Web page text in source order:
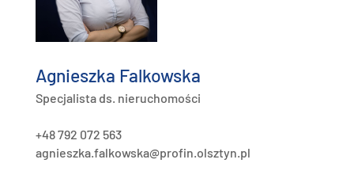
Agnieszka Falkowska
Specjalista ds. nieruchomości
+48 792 072 563
agnieszka.falkowska@profin.olsztyn.pl